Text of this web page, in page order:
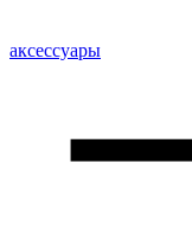
аксессуары